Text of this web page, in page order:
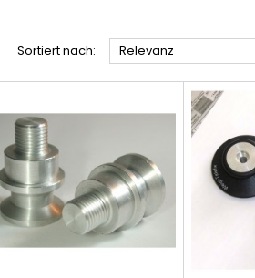
Sortiert nach: Relevanz